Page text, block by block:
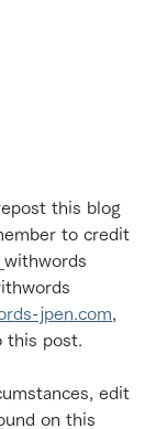
this blog
to credit
jpen.com
this post.
edit
on this